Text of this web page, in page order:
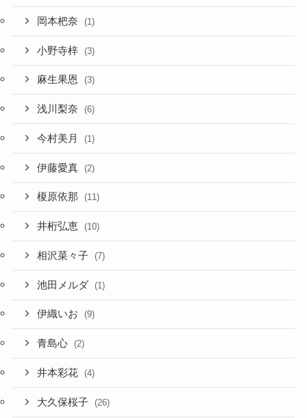
岡本杷奈 (1)
小野寺梓 (3)
麻生果恩 (3)
浅川梨奈 (6)
今村美月 (1)
伊藤愛真 (2)
榎原依那 (11)
井桁弘恵 (10)
相沢菜々子 (7)
池田メルダ (1)
伊織いお (9)
青島心 (2)
井本彩花 (4)
大久保桜子 (26)